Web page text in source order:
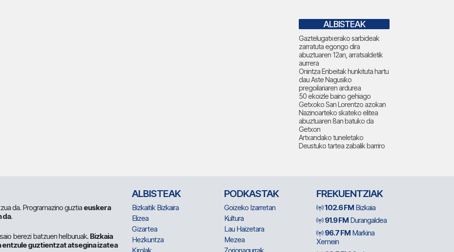
ALBISTEAK
Gaztelugatxerako sarbideak
zarratuta egongo dira
abuztuaren 12an, arratsaldetik
aurrera
Onintza Enbeitak hunkituta hartu
dau Aste Nagusiko
pregoilariaren ardurea
50 ekoizle baino gehiago
Getxoko San Lorentzo azokan
Nazinoarteko skateko elitea
abuztuaren 8an batuko da
Getxon
Artxandako tuneletako
Deustuko tartea zabalik barriro
da. Programazino guztia euskera
da.
berezi batzuen helburuak. Bizkaia
guztientzat atsegina izatea
ALBISTEAK
Bizkaitik Bizkaira
Elizea
Gizartea
Hezkuntza
PODKASTAK
Goizeko Izarretan
Kultura
Lau Haizetara
Mezea
FREKUENTZIAK
102.6 FM Bizkaia
91.9 FM Durangaldea
96.7 FM Markina
Xemein